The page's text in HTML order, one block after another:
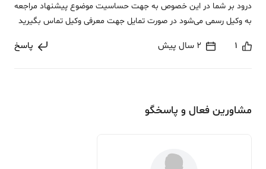
درود بر شما در این خصوص به جهت حساسیت موضوع پیشنهاد مراجعه
به وکیل رسمی می‌شود در صورت تمایل جهت معرفی وکیل تماس بگیرید
1 2 سال پیش پاسخ
مشاورین فعال و پاسخگو